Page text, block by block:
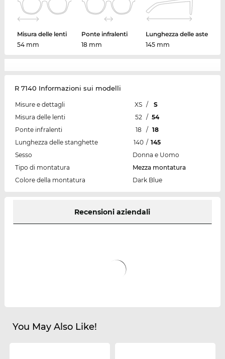
Misura delle lenti
54 mm
Ponte infralenti
18 mm
Lunghezza delle aste
145 mm
R 7140 Informazioni sui modelli
Misure e dettagli XS /
S
Misura delle lenti
52 / 54
Ponte infralenti
18 / 18
Lunghezza delle stanghette
140 / 145
Sesso
Donna e Uomo
Tipo di montatura
Mezza montatura
Colore della montatura
Dark Blue
Recensioni aziendali
You May Also Like!